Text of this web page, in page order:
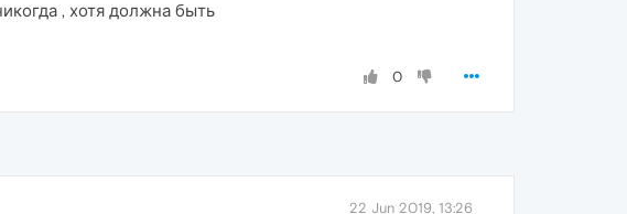
, хотя должна быть
0
22 Jun 2019, 13:26